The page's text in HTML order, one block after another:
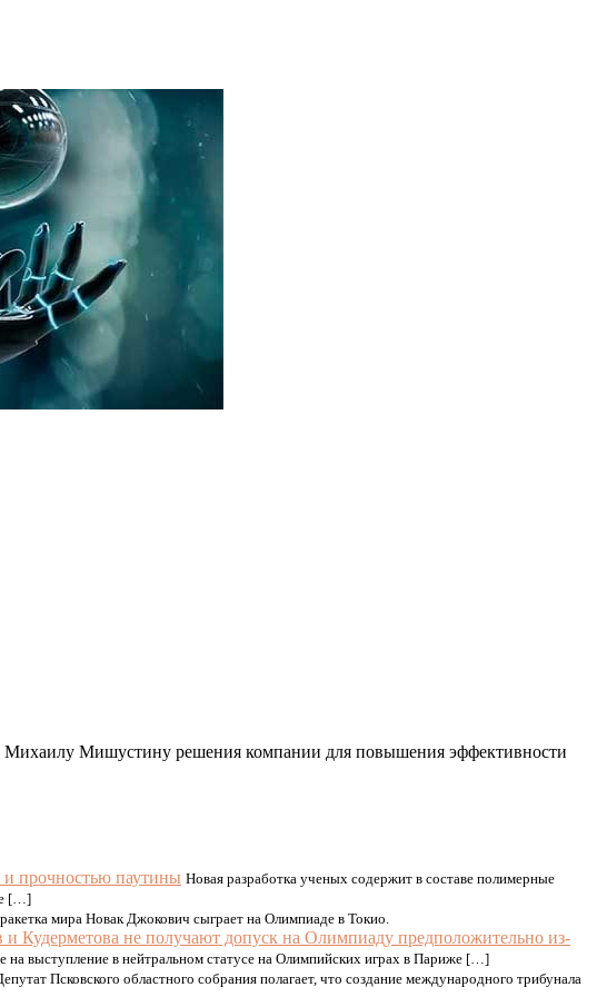
Михаилу Мишустину решения компании для повышения эффективности
прочностью паутины Новая разработка ученых содержит в составе полимерные
[…]
мира Новак Джокович сыграет на Олимпиаде в Токио.
и Кудерметова не получают допуск на Олимпиаду предположительно из-
на выступление в нейтральном статусе на Олимпийских играх в Париже […]
Псковского областного собрания полагает, что создание международного трибунала